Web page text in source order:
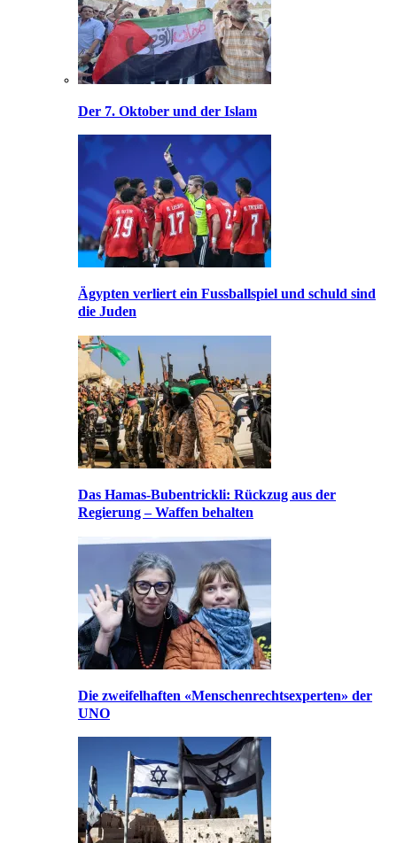
Der 7. Oktober und der Islam
Ägypten verliert ein Fussballspiel und schuld sind
die Juden
Das Hamas-Bubentrickli: Rückzug aus der
Regierung – Waffen behalten
Die zweifelhaften «Menschenrechtsexperten» der
UNO